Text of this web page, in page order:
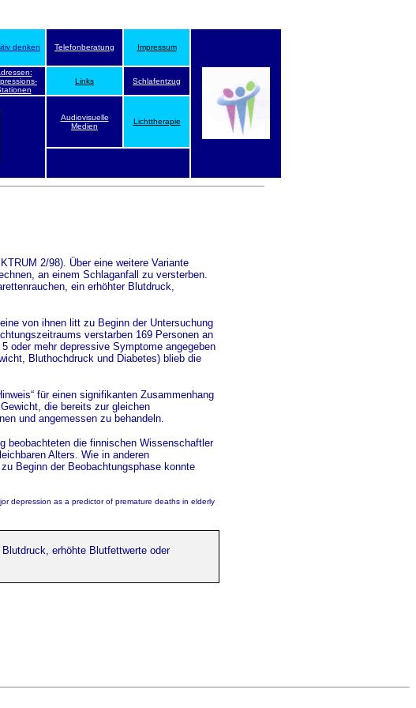
denken Telefonberatung Impressum
Links Schlafentzug
Audiovisuelle
Medien
Lichttherapie
2/98). Über eine weitere Variante
an einem Schlaganfall zu versterben.
ein erhöhter Blutdruck,
von ihnen litt zu Beginn der Untersuchung
verstarben 169 Personen an
oder mehr depressive Symptome angegeben
Bluthochdruck und Diabetes) blieb die
für einen signifikanten Zusammenhang
die bereits zur gleichen
und angemessen zu behandeln.
beobachteten die finnischen Wissenschaftler
Alters. Wie in anderen
Beginn der Beobachtungsphase konnte
depression as a predictor of premature deaths in elderly
erhöhte Blutfettwerte oder